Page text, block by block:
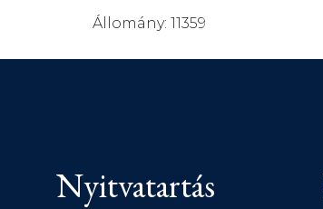
Állomány: 11359
Nyitvatartás